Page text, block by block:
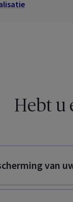
Hebt u
van